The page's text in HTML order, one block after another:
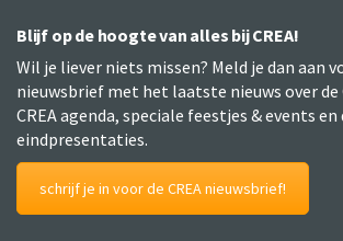
Blijf op de hoogte van alles bij CREA!
Wil je liever niets missen? Meld je dan aan
nieuwsbrief met het laatste nieuws over de
CREA agenda, speciale feestjes & events en
eindpresentaties.
schrijf je in voor de CREA nieuwsbrief!